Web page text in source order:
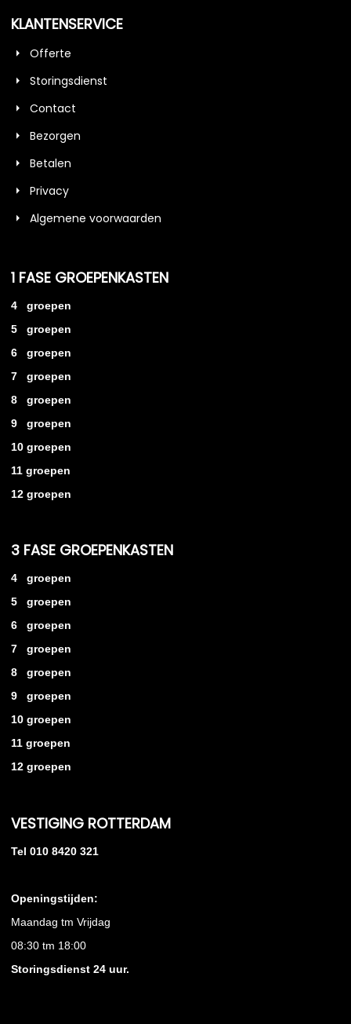
KLANTENSERVICE
Offerte
Storingsdienst
Contact
Bezorgen
Betalen
Privacy
Algemene voorwaarden
1 FASE GROEPENKASTEN
4 groepen
5 groepen
6 groepen
7 groepen
8 groepen
9 groepen
10 groepen
11 groepen
12 groepen
3 FASE GROEPENKASTEN
4 groepen
5 groepen
6 groepen
7 groepen
8 groepen
9 groepen
10 groepen
11 groepen
12 groepen
VESTIGING ROTTERDAM
Tel 010 8420 321
Openingstijden:
Maandag tm Vrijdag
08:30 tm 18:00
Storingsdienst 24 uur.